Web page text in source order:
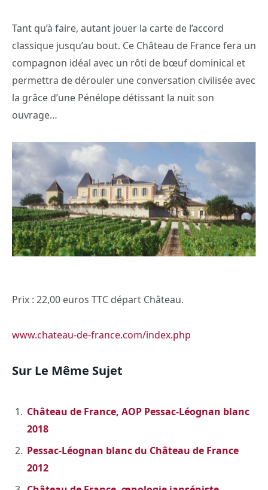
Tant qu’à faire, autant jouer la carte de l’accord
classique jusqu’au bout. Ce Château de France fera un
compagnon idéal avec un rôti de bœuf dominical et
permettra de dérouler une conversation civilisée avec
la grâce d’une Pénélope détissant la nuit son
ouvrage…
Prix : 22,00 euros TTC départ Château.
www.chateau-de-france.com/index.php
Sur Le Même Sujet
Château de France, AOP Pessac-Léognan blanc
2018
Pessac-Léognan blanc du Château de France
2012